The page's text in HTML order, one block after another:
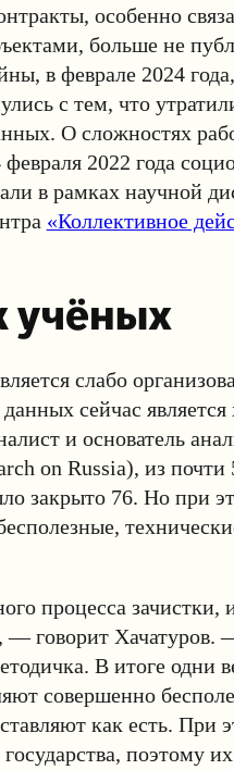
особенно
больше не
в феврале 2024
с тем, что
О сложностях
2022 года
в рамках научной
«Коллективное
учёных
слабо
сейчас
и основатель
on Russia), из
закрыто 76. Но при
процесса зачистки,
— говорит Хачатуров.
В итоге одни
совершенно
как есть. При
поэтому